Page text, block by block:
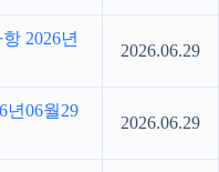
2026년
2026.06.29
년06월29
2026.06.29